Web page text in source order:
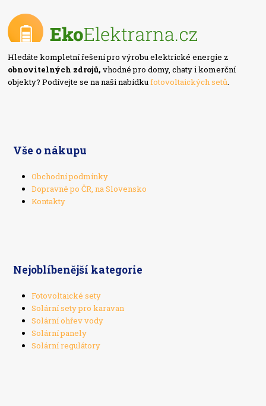
Hledáte kompletní řešení pro výrobu elektrické energie z
obnovitelných zdrojů, vhodné pro domy, chaty i komerční
objekty? Podívejte se na naši nabídkufotovoltaických setů.
Vše o nákupu
Obchodní podmínky
Dopravné po ČR, na Slovensko
Kontakty
Nejoblíbenější kategorie
Fotovoltaické sety
Solární sety pro karavan
Solární ohřev vody
Solární panely
Solární regulátory